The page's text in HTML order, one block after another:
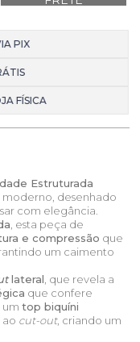
PIX
FÍSICA
Estruturada
moderno, desenhado
com elegância.
, esta peça de
e compressão que
um caimento
lateral, que revela a
que confere
umtop biquíni
cut-out, criando um